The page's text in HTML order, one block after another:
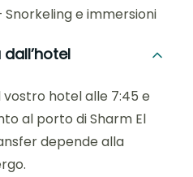
Snorkeling e immersioni
vostro hotel alle 7:45 e
al porto di Sharm El
depende alla